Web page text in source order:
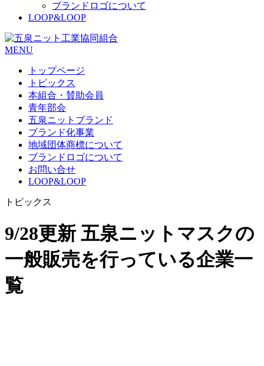
ブランドロゴについて
LOOP&LOOP
MENU
トップページ
トピックス
本組合・賛助会員
青年部会
五泉ニットブランド
ブランド化事業
地域団体商標について
ブランドロゴについて
お問い合せ
LOOP&LOOP
トピックス
9/28更新 五泉ニットマスクの
一般販売を行っている企業一
覧